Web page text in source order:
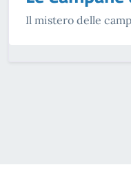
Il mistero delle